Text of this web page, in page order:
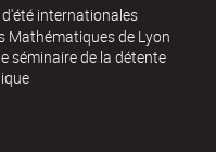
d'été internationales
Mathématiques de Lyon
séminaire de la détente